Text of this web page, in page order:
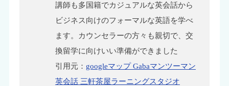
講師も多国籍でカジュアルな英会話から
ビジネス向けのフォーマルな英語を学べ
ます。カウンセラーの方々も親切で、交
換留学に向けいい準備ができました
引用元： googleマップ Gabaマンツーマン
英会話 三軒茶屋ラーニングスタジオ